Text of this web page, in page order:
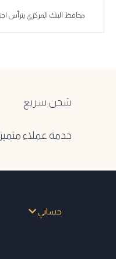
محافظ البنك المركزي يترأس
شحن سريع
خدمة عملاء
حسابي